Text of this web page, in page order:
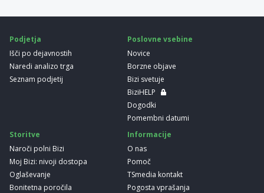
Podjetja
Išči po dejavnostih
Naredi analizo trga
Seznam podjetij
Poslovne vsebine
Novice
Borzne objave
Bizi svetuje
BiziHELP
Dogodki
Pomembni datumi
Storitve
Naroči polni Bizi
Moj Bizi: nivoji dostopa
Oglaševanje
Bonitetna poročila
Informacije
O nas
Pomoč
TSmedia kontakt
Pogosta vprašanja